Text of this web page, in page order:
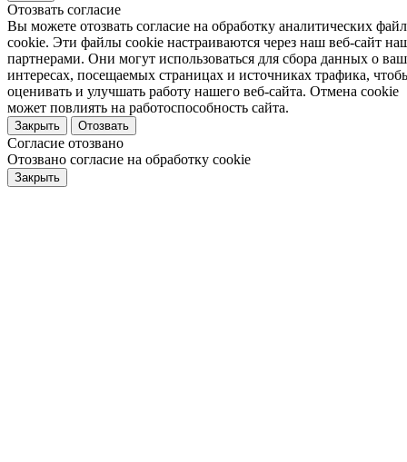
Отозвать согласие
Вы можете отозвать согласие на обработку аналитических
cookie. Эти файлы cookie настраиваются через наш веб-сайт
партнерами. Они могут использоваться для сбора данных о
интересах, посещаемых страницах и источниках трафика,
оценивать и улучшать работу нашего веб-сайта. Отмена cookie
может повлиять на работоспособность сайта.
Закрыть Отозвать
Согласие отозвано
Отозвано согласие на обработку cookie
Закрыть